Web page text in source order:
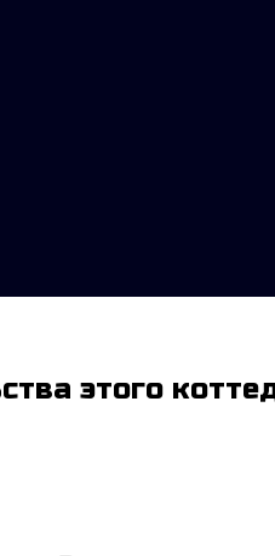
этого